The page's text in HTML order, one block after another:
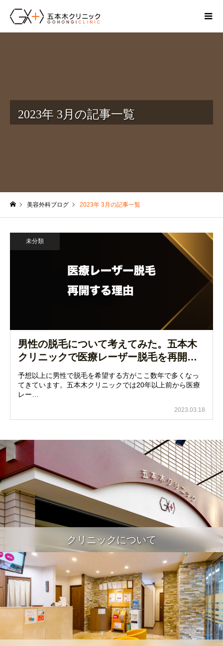
2023年 3月の記事一覧
美容外科ブログ 2023年 3月の記事一覧
未分類
男性の脱毛について考えてみた。五本木
クリニックで医療レーザー脱毛を再開…
予想以上に男性で脱毛を希望する方がここ数年で多くなっ
てきています。五本木クリニックでは20年以上前から医療
レー…
2023.03.18
クリニックについて